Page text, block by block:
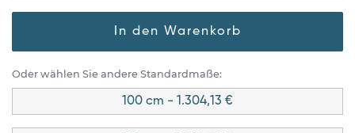
In den Warenkorb
Oder wählen Sie andere Standardmaße:
100 cm - 1.304,13 €